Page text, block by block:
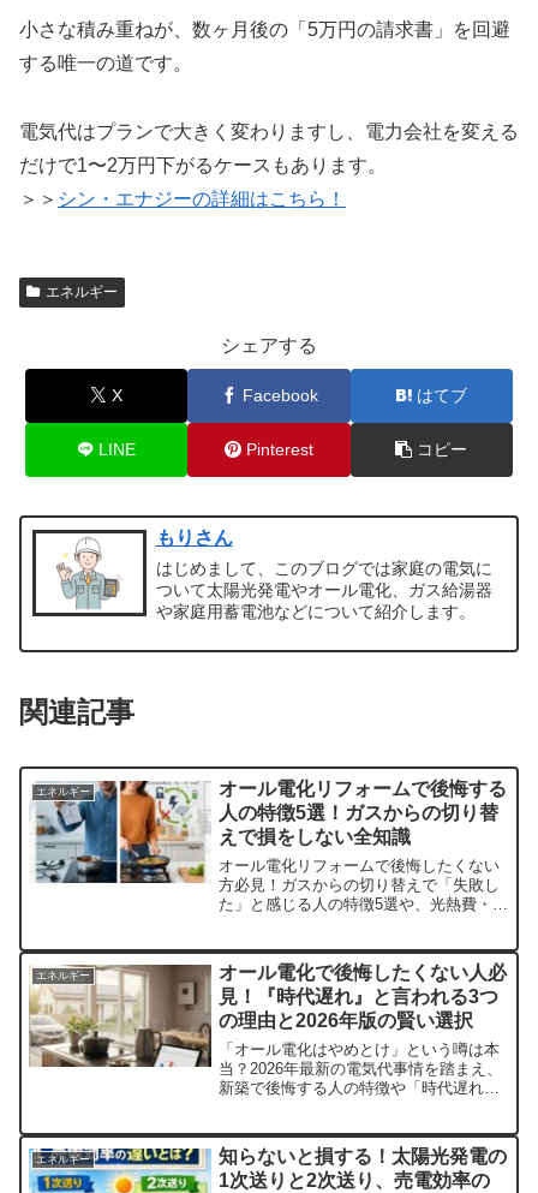
小さな積み重ねが、数ヶ月後の「5万円の請求書」を回避
する唯一の道です。
電気代はプランで大きく変わりますし、電力会社を変える
だけで1〜2万円下がるケースもあります。
＞＞ シン・エナジーの詳細はこちら！
エネルギー
シェアする
X Facebook はてブ
LINE Pinterest コピー
もりさん
はじめまして、このブログでは家庭の電気に
ついて太陽光発電やオール電化、ガス給湯器
や家庭用蓄電池などについて紹介します。
関連記事
エネルギー
オール電化リフォームで後悔する
人の特徴5選！ガスからの切り替
えで損をしない全知識
オール電化リフォームで後悔したくない
方必見！ガスからの切り替えで「失敗し
た」と感じる人の特徴5選や、光熱費・IH
しないための業者選びのコツまで、損を
しないための全知識を凝縮して紹介しま
す。
エネルギー
オール電化で後悔したくない人必
見！『時代遅れ』と言われる3つ
の理由と2026年版の賢い選択
「オール電化はやめとけ」という噂は本
当？2026年最新の電気代事情を踏まえ、
新築で後悔する人の特徴や「時代遅れ」
発電との組み合わせなど、失敗しないた
めの賢い選択肢がわかります。
エネルギー
知らないと損する！太陽光発電の
1次送りと2次送り、売電効率の